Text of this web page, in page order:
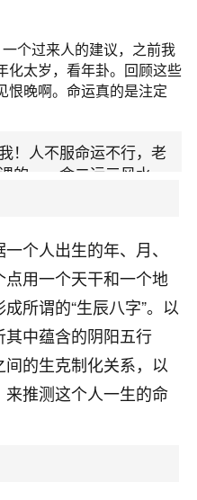
干地支（共八个字，
的生克关系来推算其命
。这八个字组成“四柱”，
组成。分析的核心是日
余七个字则围绕它产
通过判断整个命
个人出生的年、月、
用一个天干和一个地
所谓的“生辰八字”。以
中蕴含的阴阳五行
间的生克制化关系，以
推测这个人一生的命
个过来人的建议，之前我
化太岁，看年卦。回顾这些
恨晚啊。命运真的是注定
！人不服命运不行，老
的。一命二运三风水，
都是缘分啊！
19
意屡屡受挫，店开一家关
意好的就出事。前些年攒的
我也想找人看看到底怎么